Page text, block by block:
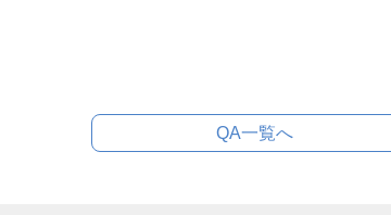
QA一覧へ